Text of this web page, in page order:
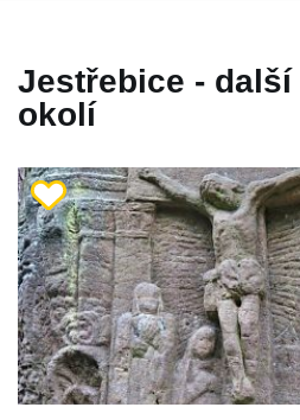
Jestřebice -
okolí